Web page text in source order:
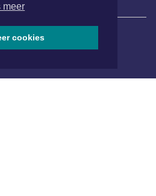
meer
cookies
| Evenementen